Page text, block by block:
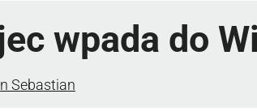
wpada do
Sebastian